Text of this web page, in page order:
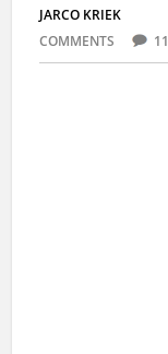
JARCO KRIEK
COMMENTS
11